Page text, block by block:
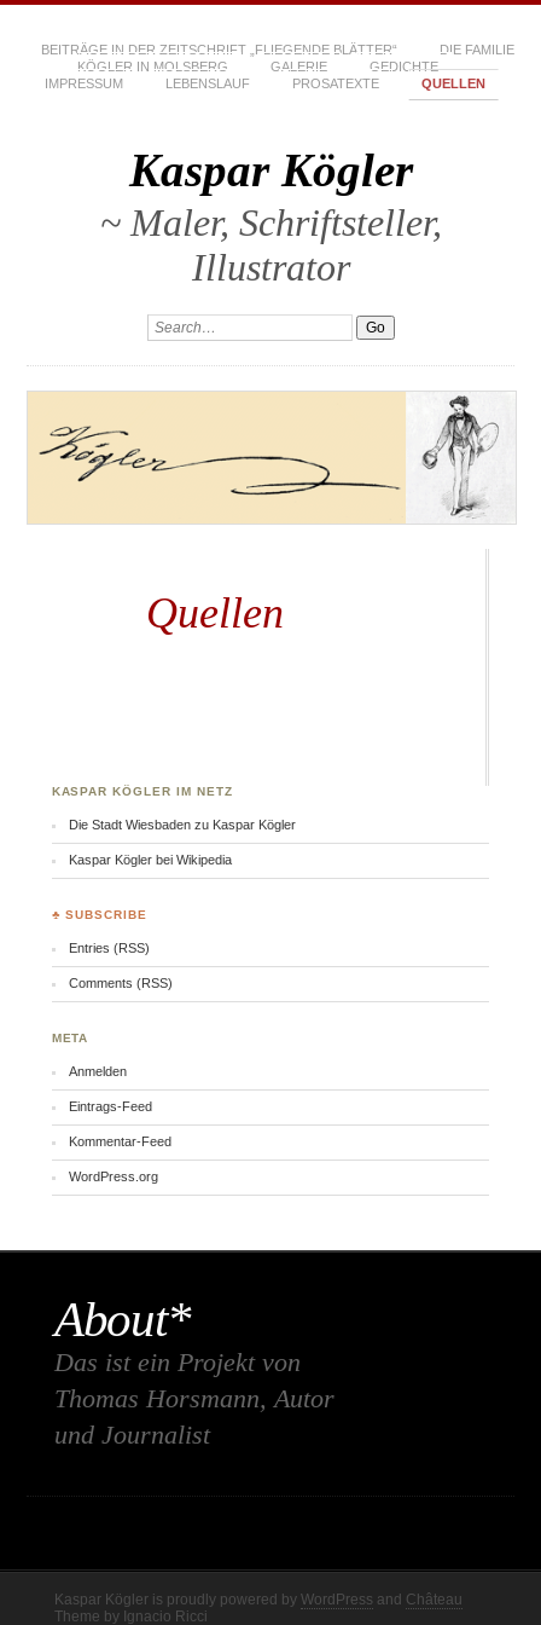
BEITRÄGE IN DER ZEITSCHRIFT „FLIEGENDE BLÄTTER“
DIE FAMILIE
KÖGLER IN MOLSBERG
GALERIE
GEDICHTE
IMPRESSUM
LEBENSLAUF PROSATEXTE QUELLEN
Kaspar Kögler
~ Maler, Schriftsteller,
Illustrator
Quellen
KASPAR KÖGLER IM NETZ
Die Stadt Wiesbaden zu Kaspar Kögler
Kaspar Kögler bei Wikipedia
♣ SUBSCRIBE
Entries (RSS)
Comments (RSS)
META
Anmelden
Eintrags-Feed
Kommentar-Feed
WordPress.org
About*
Das ist ein Projekt von
Thomas Horsmann, Autor
und Journalist
Kaspar Kögler is proudly powered by WordPress and Château
Theme by Ignacio Ricci